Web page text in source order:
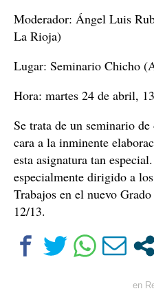
Moderador: Ángel Luis
La Rioja)
Lugar: Seminario Chicho
Hora: martes 24 de abril,
Se trata de un seminario de
cara a la inminente
esta asignatura tan
especialmente dirigido a
Trabajos en el nuevo
12/13.
en